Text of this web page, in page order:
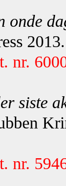
onde
nr.
siste
nr.